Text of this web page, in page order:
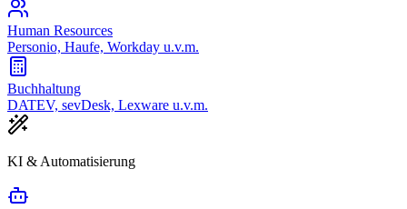
Human Resources
Personio, Haufe, Workday u.v.m.
Buchhaltung
DATEV, sevDesk, Lexware u.v.m.
KI & Automatisierung